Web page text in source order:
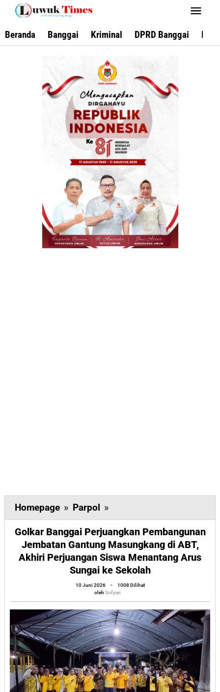
Lewati
konten
Beranda Banggai Kriminal DPRD Banggai
Homepage » Parpol »
Banggai
Perjuangkan
Pembangunan
Jembatan
Gantung
Masungkang
di
ABT,
Akhiri
Perjuangan
Siswa
Menantang
Arus
Golkar Banggai Perjuangkan Pembangunan
Jembatan Gantung Masungkang di ABT,
Akhiri Perjuangan Siswa Menantang Arus
Sungai ke Sekolah
10 Juni 2026
oleh
Sofyan
-
1008 Dilihat
oleh Sofyan